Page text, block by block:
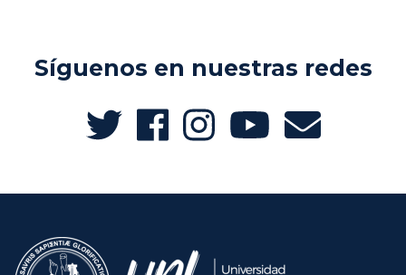
Síguenos en nuestras redes